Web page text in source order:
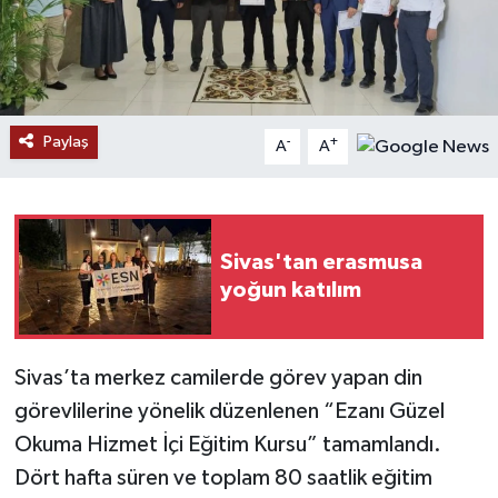
Paylaş A- A+
Sivas'tan erasmusa
yoğun katılım
Sivas’ta merkez camilerde görev yapan din
görevlilerine yönelik düzenlenen “Ezanı Güzel
Okuma Hizmet İçi Eğitim Kursu” tamamlandı.
Dört hafta süren ve toplam 80 saatlik eğitim
SPONSORLU YAZI
SPOR
TEKNOLOJİ